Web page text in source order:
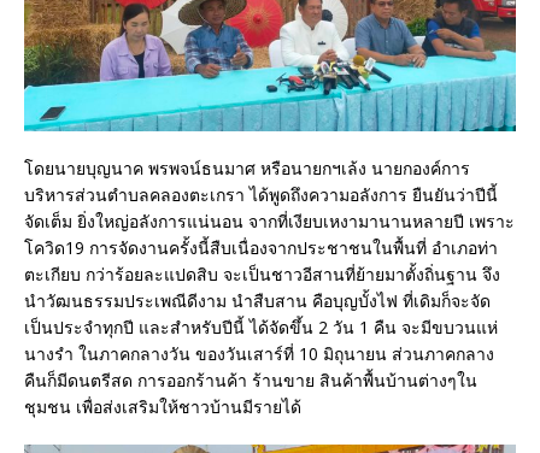
โดยนายบุญนาค พรพจน์ธนมาศ หรือนายกฯเล้ง นายกองค์การ
บริหารส่วนตำบลคลองตะเกรา ได้พูดถึงความอลังการ ยืนยันว่าปีนี้
จัดเต็ม ยิ่งใหญ่อลังการแน่นอน จากที่เงียบเหงามานานหลายปี เพราะ
โควิด19 การจัดงานครั้งนี้สืบเนื่องจากประชาชนในพื้นที่ อำเภอท่า
ตะเกียบ กว่าร้อยละแปดสิบ จะเป็นชาวอีสานที่ย้ายมาตั้งถิ่นฐาน จึง
นำวัฒนธรรมประเพณีดีงาม นำสืบสาน คือบุญบั้งไฟ ที่เดิมก็จะจัด
เป็นประจำทุกปี และสำหรับปีนี้ ได้จัดขึ้น 2 วัน 1 คืน จะมีขบวนแห่
นางรำ ในภาคกลางวัน ของวันเสาร์ที่ 10 มิถุนายน ส่วนภาคกลาง
คืนก็มีดนตรีสด การออกร้านค้า ร้านขาย สินค้าพื้นบ้านต่างๆใน
ชุมชน เพื่อส่งเสริมให้ชาวบ้านมีรายได้